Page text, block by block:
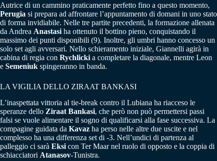
Autrice di un cammino praticamente perfetto fino a questo momento,
Perugia si prepara ad affrontare l’appuntamento di domani in uno stato
di forma invidiabile. Nelle tre partite precedenti, la formazione allenata
da Andrea Anastasi ha ottenuto il bottino pieno, conquistando il
massimo dei punti disponibili (9). Inoltre, gli umbri hanno concesso un
solo set agli avversari. Nello schieramento iniziale, Giannelli agirà in
cabina di regia con Rychlicki a completare la diagonale, mentre Leon
e Semeniuk spingeranno in banda.
LA VIGILIA DELLO ZIRAAT BANKASI
L’inaspettata vittoria al tie-break contro il Lubiana ha riacceso le
speranze dello Ziraat Bankasi, che però non può permettersi passi
falsi se vuole alimentare il sogno di qualificarsi alla fase successiva. La
compagine guidata da Kavaz ha perso nelle altre due uscite e nel
complesso ha una differenza set di -3. Nell’undici di partenza al
palleggio ci sarà Eksi con Ter Maar nel ruolo di opposto e la coppia di
schiacciatori Atanasov-Tunistra.